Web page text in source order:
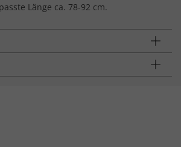
Länge ca. 78-92 cm.